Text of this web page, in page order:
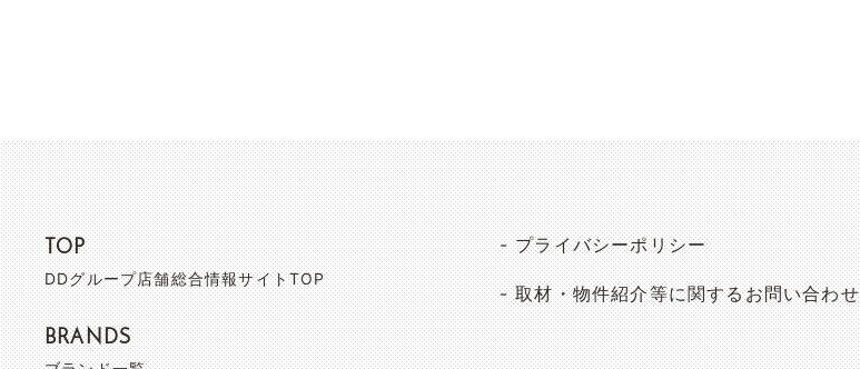
TOP
DDグループ店舗総合情報サイトTOP
BRANDS
プライバシーポリシー
取材・物件紹介等に関するお問い合わせ